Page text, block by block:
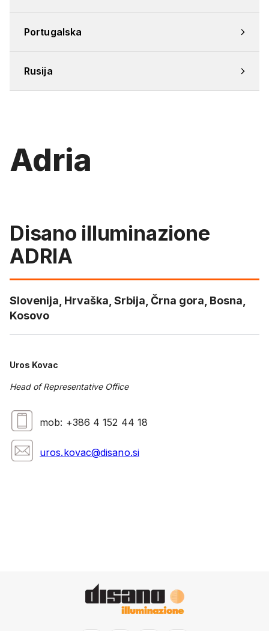
Portugalska
Rusija
Adria
Disano illuminazione
ADRIA
Slovenija, Hrvaška, Srbija, Črna gora, Bosna,
Kosovo
Uros Kovac
Head of Representative Office
mob: +386 4 152 44 18
uros.kovac@disano.si